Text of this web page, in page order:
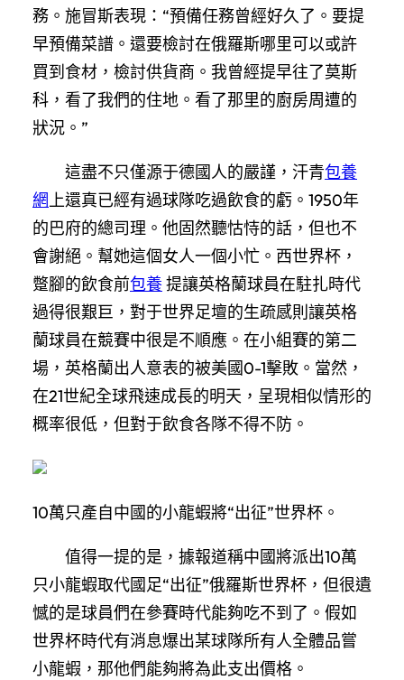
務。施冒斯表現：“預備任務曾經好久了。要提
早預備菜譜。還要檢討在俄羅斯哪里可以或許
買到食材，檢討供貨商。我曾經提早往了莫斯
科，看了我們的住地。看了那里的廚房周遭的
狀況。”
這盡不只僅源于德國人的嚴謹，汗青包養
網上還真已經有過球隊吃過飲食的虧。1950年
的巴府的總司理。他固然聽怙恃的話，但也不
會謝絕。幫她這個女人一個小忙。西世界杯，
蹩腳的飲食前包養提讓英格蘭球員在駐扎時代
過得很艱巨，對于世界足壇的生疏感則讓英格
蘭球員在競賽中很是不順應。在小組賽的第二
場，英格蘭出人意表的被美國0-1擊敗。當然，
在21世紀全球飛速成長的明天，呈現相似情形的
概率很低，但對于飲食各隊不得不防。
10萬只產自中國的小龍蝦將“出征”世界杯。
值得一提的是，據報道稱中國將派出10萬
只小龍蝦取代國足“出征”俄羅斯世界杯，但很遺
憾的是球員們在參賽時代能夠吃不到了。假如
世界杯時代有消息爆出某球隊所有人全體品嘗
小龍蝦，那他們能夠將為此支出價格。